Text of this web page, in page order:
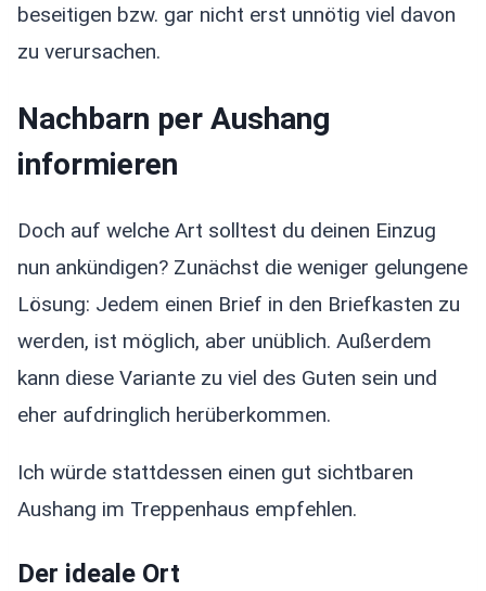
beseitigen bzw. gar nicht erst unnötig viel davon
zu verursachen.
Nachbarn per Aushang
informieren
Doch auf welche Art solltest du deinen Einzug
nun ankündigen? Zunächst die weniger gelungene
Lösung: Jedem einen Brief in den Briefkasten zu
werden, ist möglich, aber unüblich. Außerdem
kann diese Variante zu viel des Guten sein und
eher aufdringlich herüberkommen.
Ich würde stattdessen einen gut sichtbaren
Aushang im Treppenhaus empfehlen.
Der ideale Ort